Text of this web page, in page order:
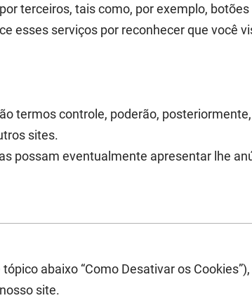
terceiros, tais como, por exemplo, botões
esses serviços por reconhecer que você
termos controle, poderão,
sites.
possam eventualmente apresentar lhe
abaixo “Como Desativar os
site.